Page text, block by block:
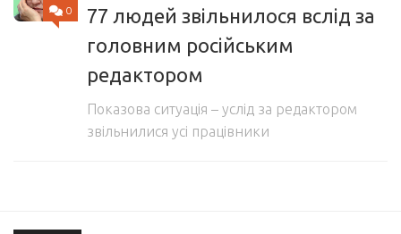
0
77 людей звільнилося вслід за
головним російським
редактором
Показова ситуація – услід за редактором
звільнилися усі працівники